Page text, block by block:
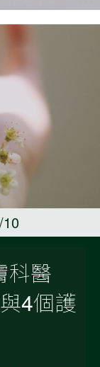
科醫
4個護